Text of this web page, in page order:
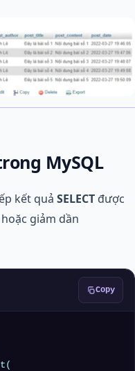
MySQL
kết quả SELECT được
giảm dần
Copy